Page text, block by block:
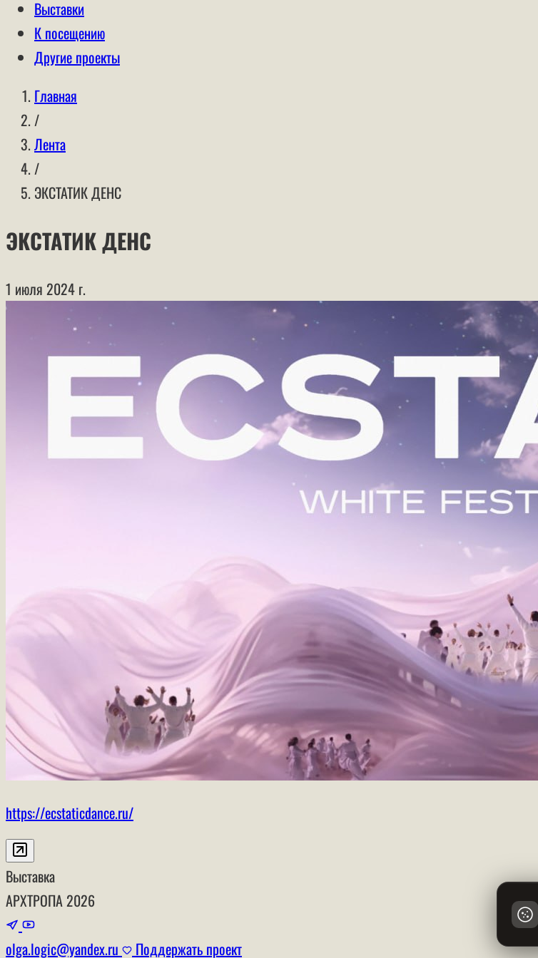
Выставки
К посещению
Другие проекты
Главная
/
Лента
/
ЭКСТАТИК ДЕНС
ЭКСТАТИК ДЕНС
1 июля 2024 г.
https://ecstaticdance.ru/
Выставка
АРХТРОПА 2026
olga.logic@yandex.ru Поддержать проект